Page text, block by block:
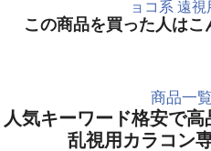
ョコ系 遠
この商品を買った人は
商品一
人気キーワード格安で高
乱視用カラコン